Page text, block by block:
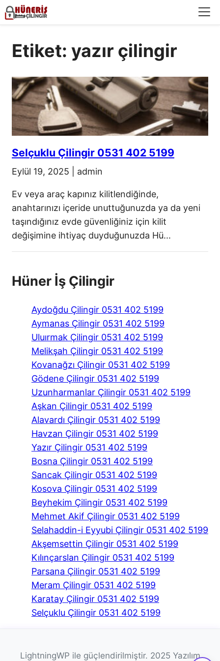
Etiket: yazır çilingir
Selçuklu Çilingir 0531 402 5199
Eylül 19, 2025 admin
Ev veya araç kapınız kilitlendiğinde,
anahtarınızı içeride unuttuğunuzda ya da yeni
taşındığınız evde güvenliğiniz için kilit
değişimine ihtiyaç duyduğunuzda Hü...
Hüner İş Çilingir
Aydoğdu Çilingir 0531 402 5199
Aymanas Çilingir 0531 402 5199
Uluırmak Çilingir 0531 402 5199
Melikşah Çilingir 0531 402 5199
Kovanağzı Çilingir 0531 402 5199
Gödene Çilingir 0531 402 5199
Uzunharmanlar Çilingir 0531 402 5199
Aşkan Çilingir 0531 402 5199
Alavardı Çilingir 0531 402 5199
Havzan Çilingir 0531 402 5199
Yazır Çilingir 0531 402 5199
Bosna Çilingir 0531 402 5199
Sancak Çilingir 0531 402 5199
Kosova Çilingir 0531 402 5199
Beyhekim Çilingir 0531 402 5199
Mehmet Akif Çilingir 0531 402 5199
Selahaddin-i Eyyubi Çilingir 0531 402 5199
Akşemsettin Çilingir 0531 402 5199
Kılınçarslan Çilingir 0531 402 5199
Parsana Çilingir 0531 402 5199
Meram Çilingir 0531 402 5199
Karatay Çilingir 0531 402 5199
Selçuklu Çilingir 0531 402 5199
LightningWP ile güçlendirilmiştir. 2025 Yazılım